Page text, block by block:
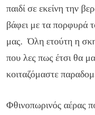
παιδί σε εκείνη την
βάφει με τα πορφυρά
μας. Όλη ετούτη η
που λες πως έτσι θα
κοιταζόμαστε
Φθινοπωρινός αέρας